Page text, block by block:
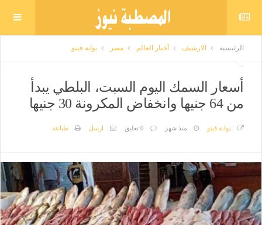
الرئيسية الارشيف أخبار العالم مصر بوابة فيتو
أسعار السمك اليوم السبت، البلطي يبدأ
من 64 جنيها وانخفاض المكرونة 30 جنيها
بوابة فيتو منذ شهر 0 تعليق ارسل طباعة